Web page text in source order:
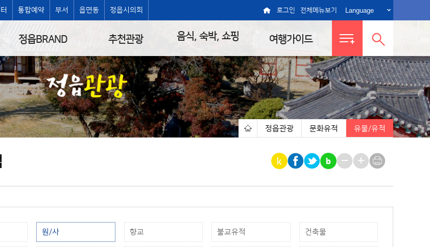
통합예약 부서 읍면동 정읍시의회 로그인 전체메뉴보기 Language
정읍BRAND 추천관광 음식, 숙박, 쇼핑 여행가이드
전체메뉴
보기
통합검색
열기
정읍관광 문화유적 유물/유적
원/사 향교 불교유적 건축물